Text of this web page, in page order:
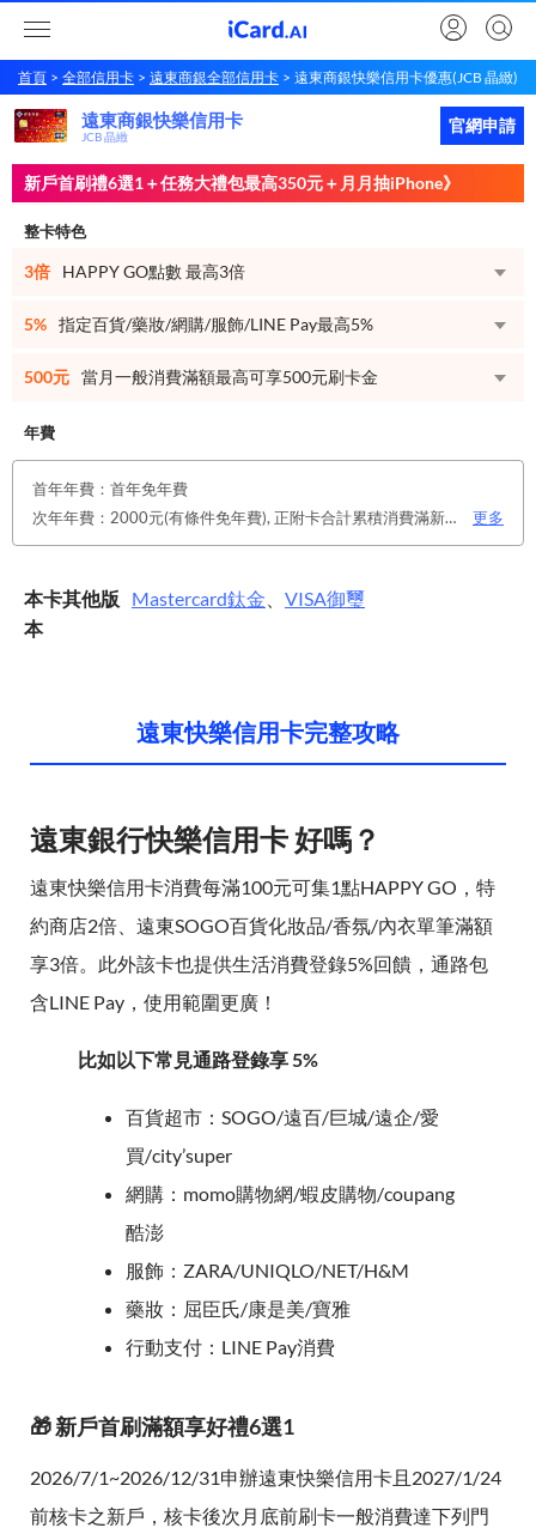
首頁 全部信用卡 遠東商銀全部信用卡 遠東商銀快樂信用卡優惠(JCB 晶緻)
遠東商銀快樂信用卡 立即申請
遠東商銀快樂信用卡
JCB 晶緻
官網申請
新戶首刷禮6選1＋任務大禮包最高350元＋月月抽iPhone》
整卡特色
3倍 HAPPY GO點數 最高3倍
5% 指定百貨/藥妝/網購/服飾/LINE Pay最高5%
500元 當月一般消費滿額最高可享500元刷卡金
年費
首年年費：首年免年費
次年年費：2000元(有條件免年費), 正附卡合計累積消費滿新台幣6萬元(含)或12筆，即享次年免年費。
更多
本卡其他版
本
Mastercard鈦金 VISA御璽
遠東快樂信用卡完整攻略
遠東銀行快樂信用卡 好嗎？
遠東快樂信用卡消費每滿100元可集1點HAPPY GO，特
約商店2倍、遠東SOGO百貨化妝品/香氛/內衣單筆滿額
享3倍。此外該卡也提供生活消費登錄5%回饋，通路包
含LINE Pay，使用範圍更廣！
比如以下常見通路登錄享 5%
百貨超市：SOGO/遠百/巨城/遠企/愛
買/city’super
網購：momo購物網/蝦皮購物/coupang
酷澎
服飾：ZARA/UNIQLO/NET/H&M
藥妝：屈臣氏/康是美/寶雅
行動支付：LINE Pay消費
🎁 新戶首刷滿額享好禮6選1
2026/7/1~2026/12/31申辦遠東快樂信用卡且2027/1/24
前核卡之新戶，核卡後次月底前刷卡一般消費達下列門